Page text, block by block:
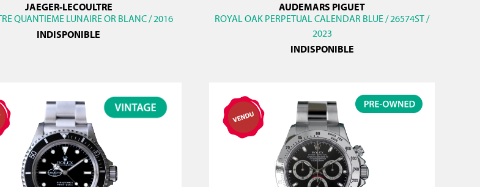
JAEGER-LECOULTRE
QUANTIEME LUNAIRE OR BLANC / 2016
INDISPONIBLE
AUDEMARS PIGUET
ROYAL OAK PERPETUAL CALENDAR BLUE / 26574ST /
2023
INDISPONIBLE